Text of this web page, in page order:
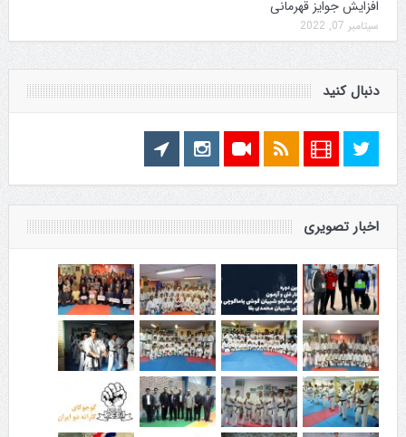
افزایش جوایز قهرمانی
سپتامبر 07, 2022
دنبال کنید
اخبار تصویری